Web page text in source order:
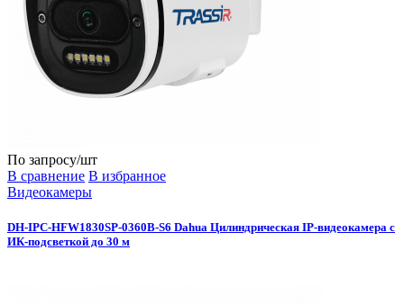
По запросу/шт
В сравнение В избранное
Видеокамеры
DH-IPC-HFW1830SP-0360B-S6 Dahua Цилиндрическая IP-видеокамера с
ИК-подсветкой до 30 м